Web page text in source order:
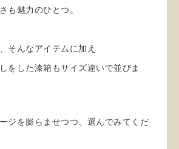
も魅力のひとつ。
そんなアイテムに加え
をした漆箱もサイズ違いで並びま
ジを膨らませつつ、選んでみてくだ